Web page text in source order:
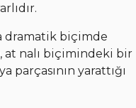
dramatik biçimde
at nalı biçimindeki bir
yarattığı